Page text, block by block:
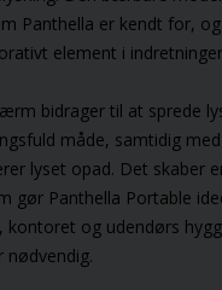
Panthella er kendt for,
element i
bidrager til at sprede
måde, samtidig
lyset opad. Det skaber
gør Panthella Portable
og udendørs
nødvendig.